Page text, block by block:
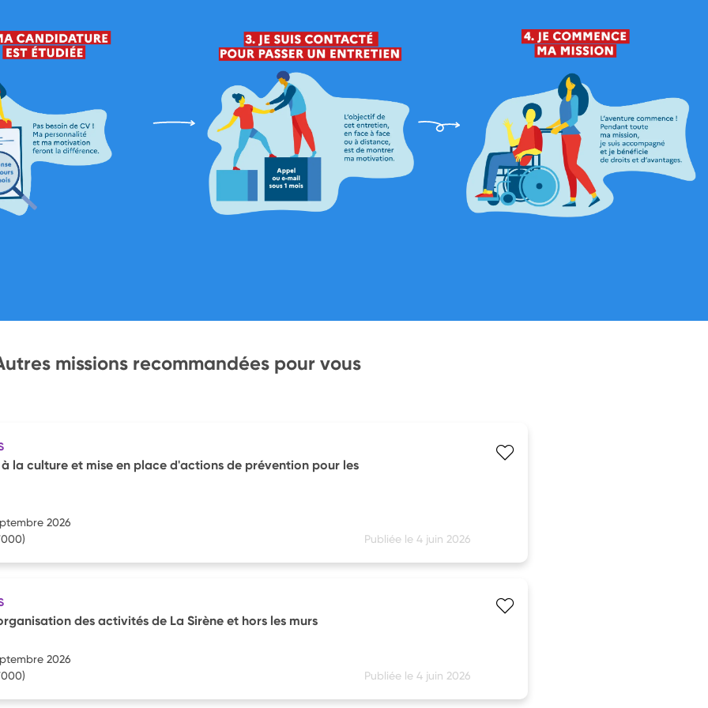
missions recommandées pour vous
la culture et mise en place d'actions de prévention pour les
2026
Publiée le 4 juin 2026
des activités de La Sirène et hors les murs
2026
Publiée le 4 juin 2026